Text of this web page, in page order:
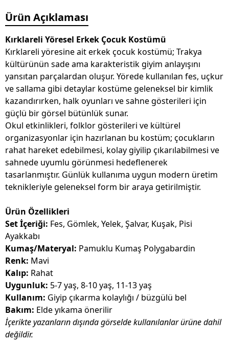
Ürün Açıklaması
Kırklareli Yöresel Erkek Çocuk Kostümü
Kırklareli yöresine ait erkek çocuk kostümü; Trakya
kültürünün sade ama karakteristik giyim anlayışını
yansıtan parçalardan oluşur. Yörede kullanılan fes, uçkur
ve sallama gibi detaylar kostüme geleneksel bir kimlik
kazandırırken, halk oyunları ve sahne gösterileri için
güçlü bir görsel bütünlük sunar.
Okul etkinlikleri, folklor gösterileri ve kültürel
organizasyonlar için hazırlanan bu kostüm; çocukların
rahat hareket edebilmesi, kolay giyilip çıkarılabilmesi ve
sahnede uyumlu görünmesi hedeflenerek
tasarlanmıştır. Günlük kullanıma uygun modern üretim
teknikleriyle geleneksel form bir araya getirilmiştir.
Ürün Özellikleri
Set İçeriği: Fes, Gömlek, Yelek, Şalvar, Kuşak, Pisi
Ayakkabı
Kumaş/Materyal: Pamuklu Kumaş Polygabardin
Renk: Mavi
Kalıp: Rahat
Uygunluk: 5-7 yaş, 8-10 yaş, 11-13 yaş
Kullanım: Giyip çıkarma kolaylığı / büzgülü bel
Bakım: Elde yıkama önerilir
İçerikte yazanların dışında görselde kullanılanlar ürüne dahil
değildir.